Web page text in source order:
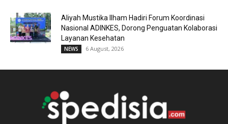
Aliyah Mustika Ilham Hadiri Forum Koordinasi
Nasional ADINKES, Dorong Penguatan Kolaborasi
Layanan Kesehatan
NEWS 6 August, 2026